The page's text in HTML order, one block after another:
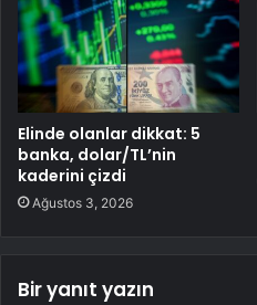
Elinde olanlar dikkat: 5
banka, dolar/TL’nin
kaderini çizdi
Ağustos 3, 2026
Bir yanıt yazın